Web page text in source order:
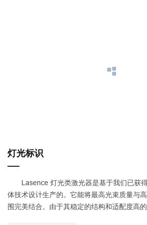
灯光标识
Lasence 灯光类激光器是基于我们已获
体技术设计生产的。它能将最高光束质量与
围完美结合。由于其稳定的结构和适配度高